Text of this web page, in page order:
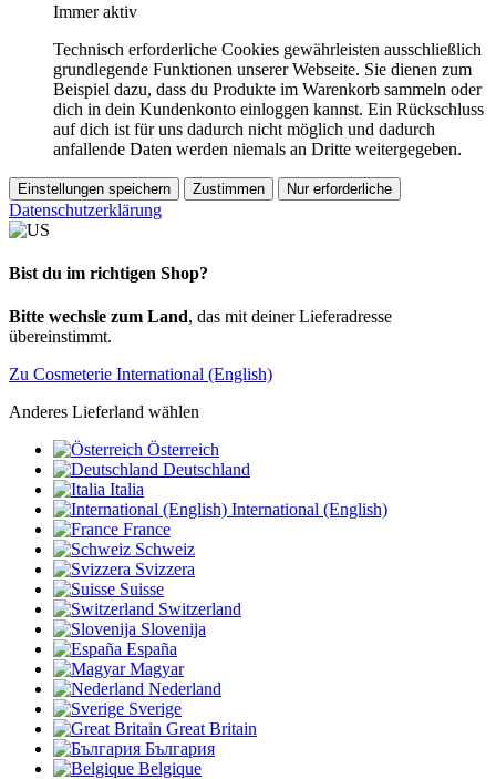
Immer aktiv
Technisch erforderliche Cookies gewährleisten ausschließlich
grundlegende Funktionen unserer Webseite. Sie dienen zum
Beispiel dazu, dass du Produkte im Warenkorb sammeln oder
dich in dein Kundenkonto einloggen kannst. Ein Rückschluss
auf dich ist für uns dadurch nicht möglich und dadurch
anfallende Daten werden niemals an Dritte weitergegeben.
Einstellungen speichern Zustimmen Nur erforderliche
Datenschutzerklärung
Bist du im richtigen Shop?
Bitte wechsle zum Land, das mit deiner Lieferadresse
übereinstimmt.
Zu Cosmeterie International (English)
Anderes Lieferland wählen
Österreich
Deutschland
Italia
International (English)
France
Schweiz
Svizzera
Suisse
Switzerland
Slovenija
España
Magyar
Nederland
Sverige
Great Britain
България
Belgique